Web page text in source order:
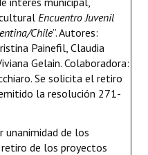
Encuentro Juvenil
Chile”. Autores:
Painefil, Claudia
Gelain. Colaboradora:
Se solicita el retiro
la resolución 271-
unanimidad de los
de los proyectos